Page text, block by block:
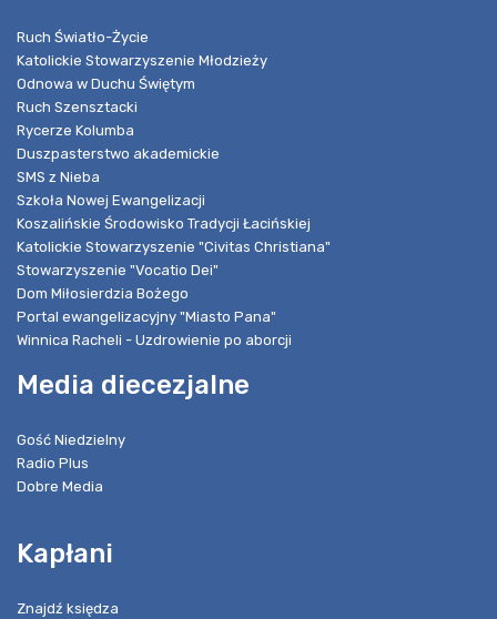
Ruch Światło-Życie
Katolickie Stowarzyszenie Młodzieży
Odnowa w Duchu Świętym
Ruch Szensztacki
Rycerze Kolumba
Duszpasterstwo akademickie
SMS z Nieba
Szkoła Nowej Ewangelizacji
Koszalińskie Środowisko Tradycji Łacińskiej
Katolickie Stowarzyszenie "Civitas Christiana"
Stowarzyszenie "Vocatio Dei"
Dom Miłosierdzia Bożego
Portal ewangelizacyjny "Miasto Pana"
Winnica Racheli - Uzdrowienie po aborcji
Media diecezjalne
Gość Niedzielny
Radio Plus
Dobre Media
Kapłani
Znajdź księdza